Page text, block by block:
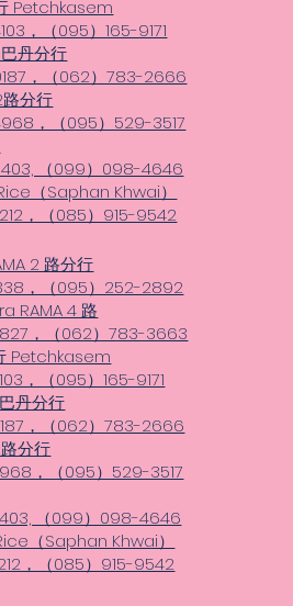
Petchkasem
，（095）165-9171
丹分行
，（062）783-2666
分行
，（095）529-3517
403, （099）098-4646
（Saphan Khwai）
，（085）915-9542
2 路分行
，（095）252-2892
RAMA 4 路
，（062）783-3663
Petchkasem
，（095）165-9171
丹分行
，（062）783-2666
分行
，（095）529-3517
403, （099）098-4646
（Saphan Khwai）
，（085）915-9542